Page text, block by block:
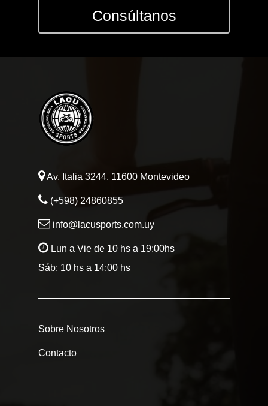
Consúltanos
Av. Italia 3244, 11600 Montevideo
(+598) 24860855
info@lacusports.com.uy
Lun a Vie de 10 hs a 19:00hs
Sáb: 10 hs a 14:00 hs
Sobre Nosotros
Contacto